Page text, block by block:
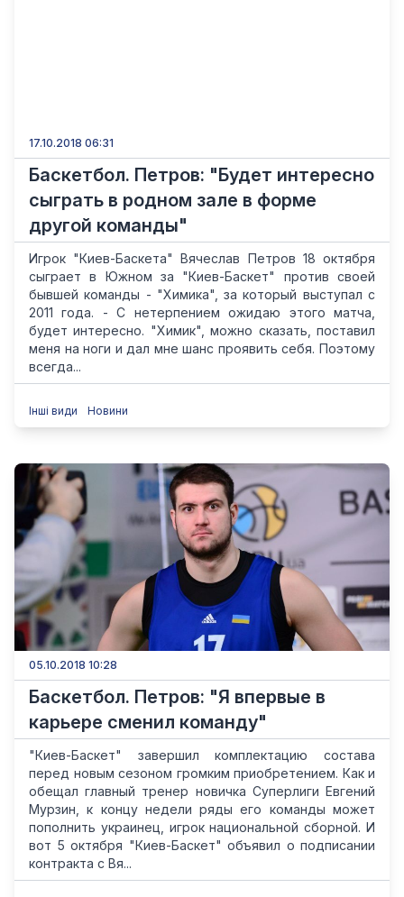
17.10.2018 06:31
Баскетбол. Петров: "Будет интересно
сыграть в родном зале в форме
другой команды"
Игрок "Киев-Баскета" Вячеслав Петров 18 октября
сыграет в Южном за "Киев-Баскет" против своей
бывшей команды - "Химика", за который выступал с
2011 года. - С нетерпением ожидаю этого матча,
будет интересно. "Химик", можно сказать, поставил
меня на ноги и дал мне шанс проявить себя. Поэтому
всегда...
Інші види Новини
05.10.2018 10:28
Баскетбол. Петров: "Я впервые в
карьере сменил команду"
"Киев-Баскет" завершил комплектацию состава
перед новым сезоном громким приобретением. Как и
обещал главный тренер новичка Суперлиги Евгений
Мурзин, к концу недели ряды его команды может
пополнить украинец, игрок национальной сборной. И
вот 5 октября "Киев-Баскет" объявил о подписании
контракта с Вя...